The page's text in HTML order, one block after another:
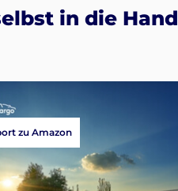
in die Hand
zu Amazon